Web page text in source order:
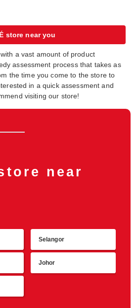
store near you
a vast amount of product
assessment process that takes as
the time you come to the store to
in a quick assessment and
visiting our store!
near
Selangor
Johor